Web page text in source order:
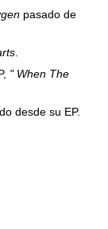
pasado de
" When The
desde su EP.